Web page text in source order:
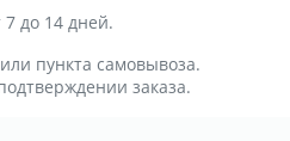
7 до 14 дней.
пункта самовывоза.
заказа.